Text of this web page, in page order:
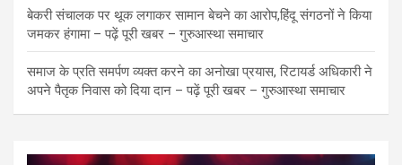
बेकरी संचालक पर थूक लगाकर सामान बेचने का आरोप,हिंदू संगठनों ने किया
जमकर हंगामा – पढ़ें पूरी खबर – गुरुआस्था समाचार
समाज के प्रति समर्पण व्यक्त करने का अनोखा प्रयास, रिटायर्ड अधिकारी ने
अपने पैतृक निवास को दिया दान – पढ़ें पूरी खबर – गुरुआस्था समाचार